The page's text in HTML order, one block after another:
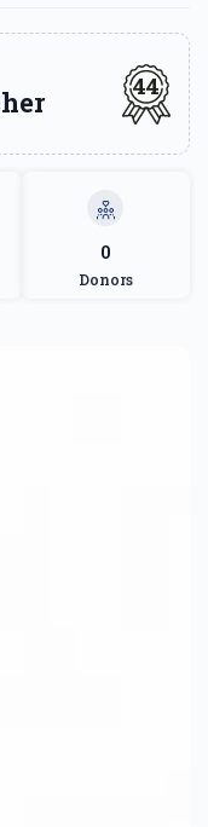
44
0
Donors